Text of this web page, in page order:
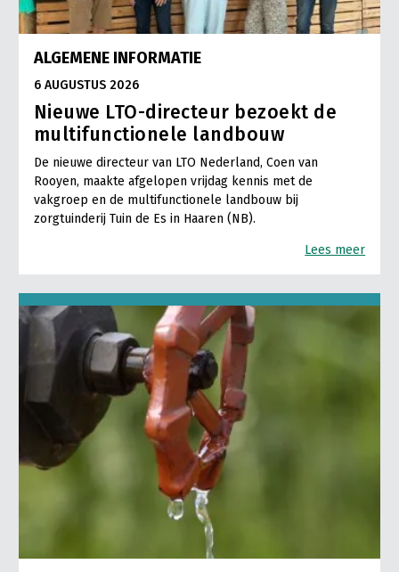
ALGEMENE INFORMATIE
6 AUGUSTUS 2026
Nieuwe LTO-directeur bezoekt de
multifunctionele landbouw
De nieuwe directeur van LTO Nederland, Coen van
Rooyen, maakte afgelopen vrijdag kennis met de
vakgroep en de multifunctionele landbouw bij
zorgtuinderij Tuin de Es in Haaren (NB).
Lees meer